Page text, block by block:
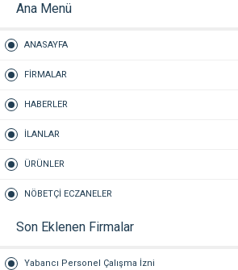
Ana Menü
ANASAYFA
FİRMALAR
HABERLER
İLANLAR
ÜRÜNLER
NÖBETÇİ ECZANELER
Son Eklenen Firmalar
Yabancı Personel Çalışma İzni